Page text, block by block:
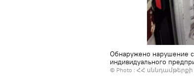
Обнаружено нарушение
индивидуального
© Photo : ՀՀ